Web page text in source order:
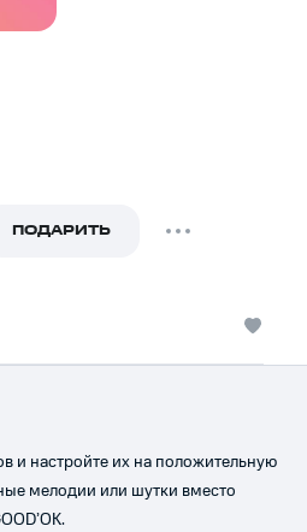
ПОДАРИТЬ
и настройте их на положительную
мелодии или шутки вместо